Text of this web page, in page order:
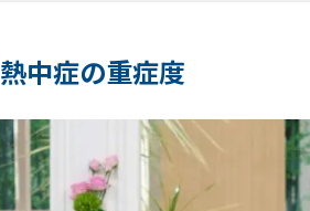
熱中症の重症度